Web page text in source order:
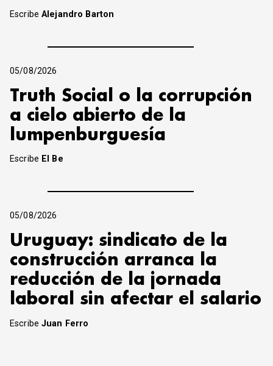
EscribeAlejandro Barton
05/08/2026
Truth Social o la corrupción
a cielo abierto de la
lumpenburguesía
Escribe El Be
05/08/2026
Uruguay: sindicato de la
construcción arranca la
reducción de la jornada
laboral sin afectar el salario
EscribeJuan Ferro